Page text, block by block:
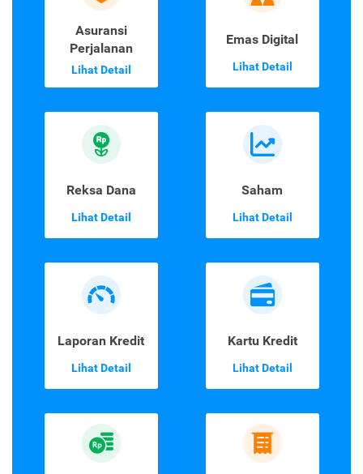
Asuransi
Perjalanan
Lihat Detail
Emas Digital
Lihat Detail
Reksa Dana
Lihat Detail
Saham
Lihat Detail
Laporan Kredit
Lihat Detail
Kartu Kredit
Lihat Detail